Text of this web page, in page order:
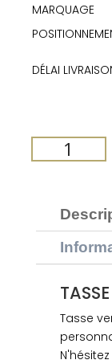
MARQUAGE
DÉLAI
QUANTITÉ
DE
Tasse